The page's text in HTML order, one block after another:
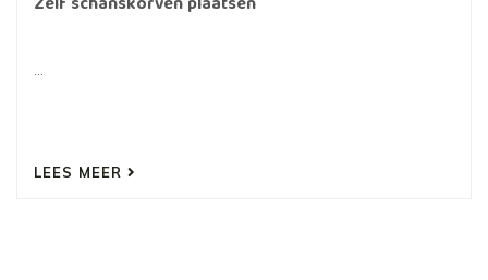
LEES MEER